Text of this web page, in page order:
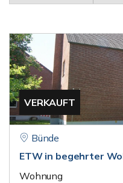
VERKAUFT
Bünde
ETW in begehrter
Wohnung